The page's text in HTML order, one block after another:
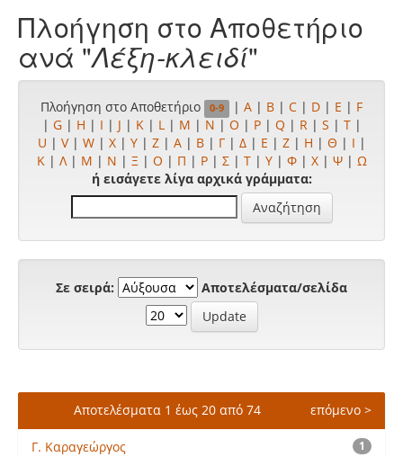
Πλοήγηση στο Αποθετήριο
ανά "Λέξη-κλειδί"
Πλοήγηση στο Αποθετήριο 0-9 |A | B |C | D | E | F
| G | H | I | J | K | L | M | N | O | P | Q | R | S | T |
U | V | W | X | Y | Z | Α | Β | Γ | Δ | Ε | Ζ | Η | Θ | Ι |
Κ | Λ | Μ | Ν | Ξ | Ο | Π | Ρ | Σ | Τ | Υ | Φ | Χ | Ψ | Ω
ή εισάγετε λίγα αρχικά γράμματα:
Σε σειρά: Αποτελέσματα/σελίδα
Αποτελέσματα 1 έως 20 από 74 επόμενο >
Γ. Καραγεώργος 1